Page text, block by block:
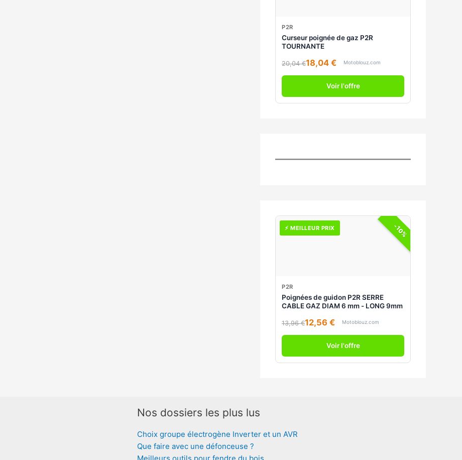
P2R
Curseur poignée de gaz P2R
TOURNANTE
20,04 €18,04 € Motoblouz.com
Voir l'offre
-10%
⚡ MEILLEUR PRIX
P2R
Poignées de guidon P2R SERRE
CABLE GAZ DIAM 6 mm - LONG 9mm
13,96 €12,56 € Motoblouz.com
Voir l'offre
Nos dossiers les plus lus
Choix groupe électrogène Inverter et un AVR
Que faire avec une défonceuse ?